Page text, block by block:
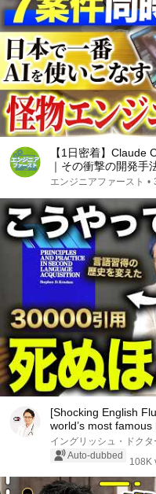
【1日密着】Claude
｜その衝撃の開発手
エンジニアファースト •
[Shocking English
world’s most famous
イングリッシュ・ドク
Auto-dubbed
108K